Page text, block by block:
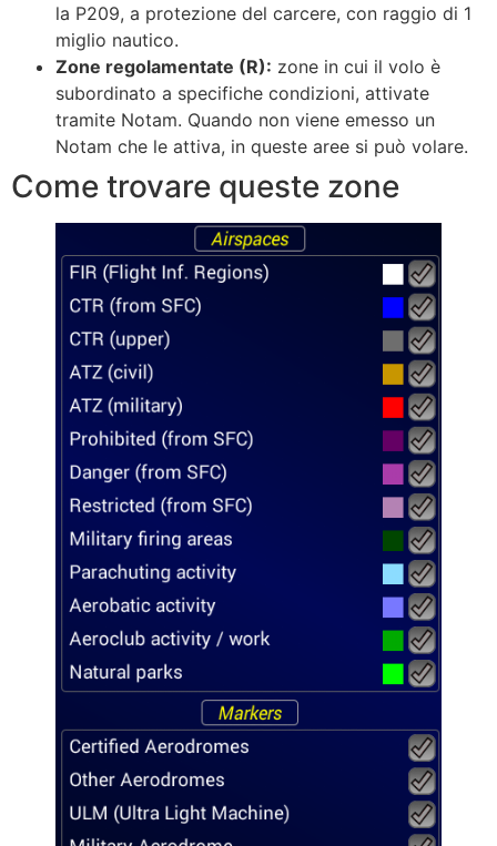
la P209, a protezione del carcere, con raggio di 1
miglio nautico.
Zone regolamentate (R): zone in cui il volo è
subordinato a specifiche condizioni, attivate
tramite Notam. Quando non viene emesso un
Notam che le attiva, in queste aree si può volare.
Come trovare queste zone